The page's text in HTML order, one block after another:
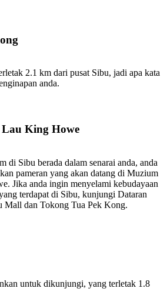
2.1 km dari pusat Sibu, jadi apa kata
anda.
King Howe
di Sibu berada dalam senarai anda, anda
pameran yang akan datang di Muzium
Jika anda ingin menyelami kebudayaan
terdapat di Sibu, kunjungi Dataran
Mall dan Tokong Tua Pek Kong.
untuk dikunjungi, yang terletak 1.8